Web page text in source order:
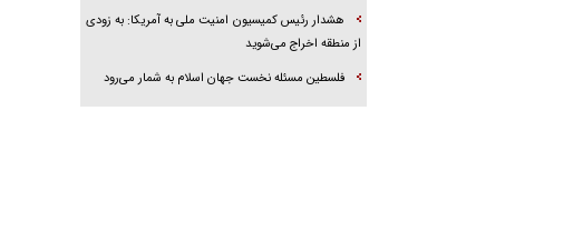
هشدار رئیس کمیسیون امنیت ملی به آمریکا: به زودی
از منطقه اخراج می‌شوید
فلسطین مسئله نخست جهان اسلام به شمار می‌رود